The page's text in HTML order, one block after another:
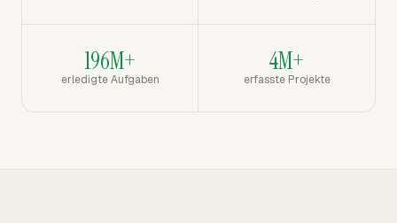
196M+
erledigte Aufgaben
4M+
erfasste Projekte